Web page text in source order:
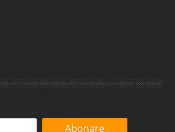
Abonare